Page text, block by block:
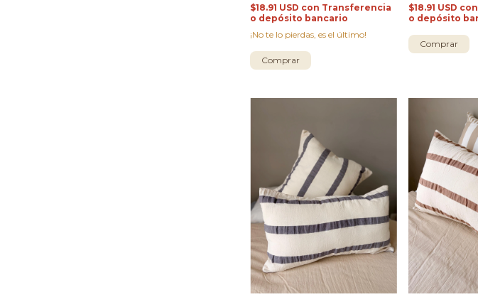
$18.91 USD con Transferencia
o depósito bancario
¡No te lo pierdas, es el último!
Comprar
$18.91 USD con
o depósito
Comprar